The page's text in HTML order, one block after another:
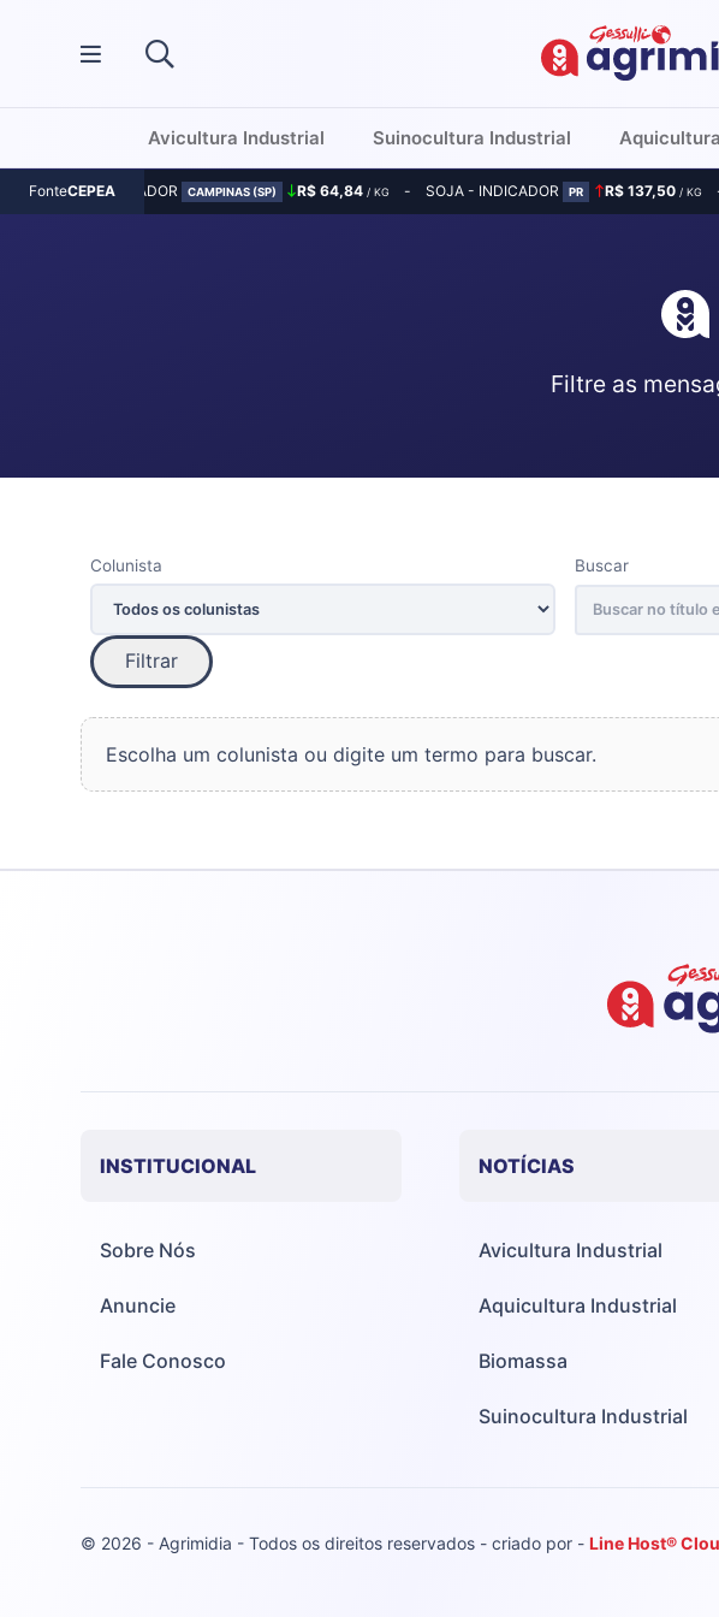
Avicultura Industrial Suinocultura Industrial
FonteCEPEA
MILHO - INDICADOR CAMPINAS (SP) R$ 64,84 / KG SOJA - INDICADOR PR R$ 137,50/ KG
Filtre as
Colunista Buscar
Filtrar
Escolha um colunista ou digite um termo para buscar.
INSTITUCIONAL
Sobre Nós
Anuncie
Fale Conosco
NOTÍCIAS
Avicultura Industrial
Aquicultura Industrial
Biomassa
Suinocultura Industrial
© 2026 - Agrimidia - Todos os direitos reservados - criado por -Line Host®